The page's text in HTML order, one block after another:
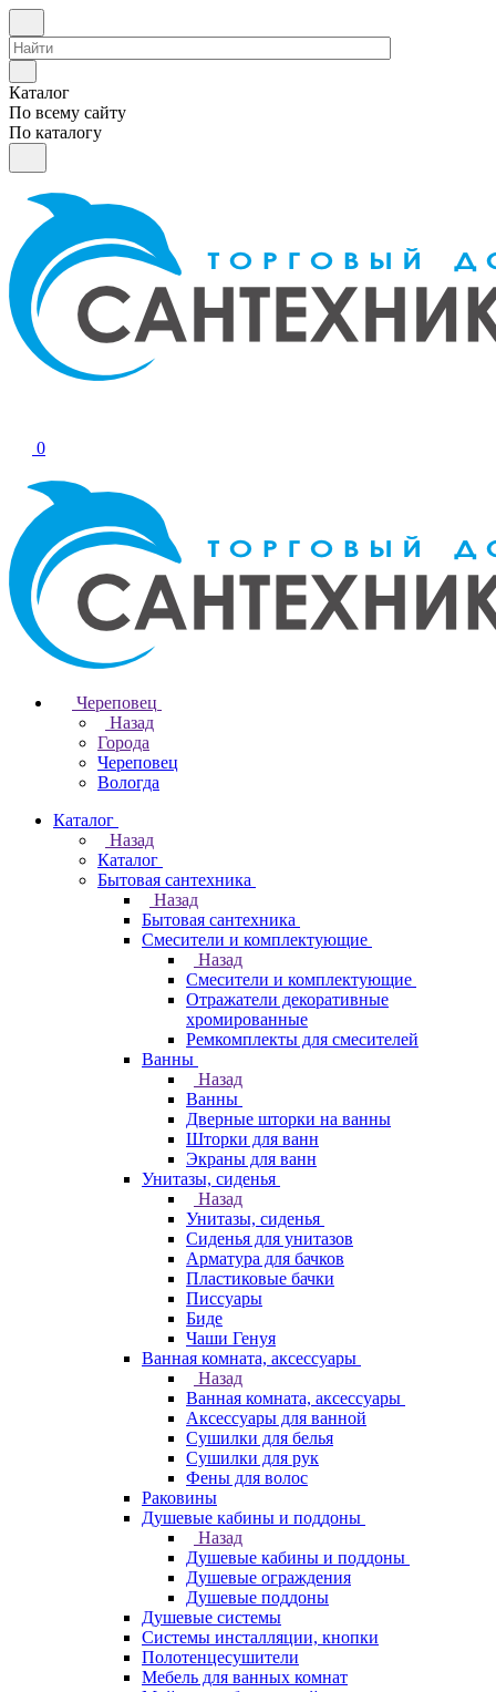
Каталог
По всему сайту
По каталогу
0
Череповец
Назад
Города
Череповец
Вологда
Каталог
Назад
Каталог
Бытовая сантехника
Назад
Бытовая сантехника
Смесители и комплектующие
Назад
Смесители и комплектующие
Отражатели декоративные
хромированные
Ремкомплекты для смесителей
Ванны
Назад
Ванны
Дверные шторки на ванны
Шторки для ванн
Экраны для ванн
Унитазы, сиденья
Назад
Унитазы, сиденья
Сиденья для унитазов
Арматура для бачков
Пластиковые бачки
Писсуары
Биде
Чаши Генуя
Ванная комната, аксессуары
Назад
Ванная комната, аксессуары
Аксессуары для ванной
Сушилки для белья
Сушилки для рук
Фены для волос
Раковины
Душевые кабины и поддоны
Назад
Душевые кабины и поддоны
Душевые ограждения
Душевые поддоны
Душевые системы
Системы инсталляции, кнопки
Полотенцесушители
Мебель для ванных комнат